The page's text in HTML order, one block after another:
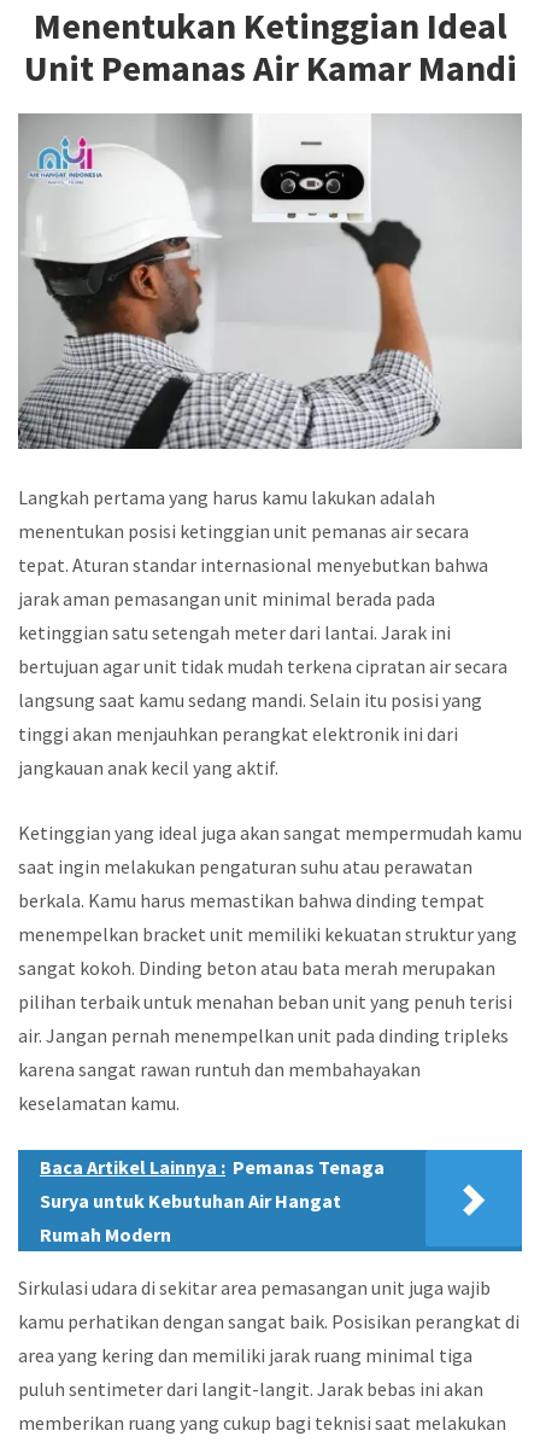
Menentukan Ketinggian Ideal
Unit Pemanas Air Kamar Mandi
Langkah pertama yang harus kamu lakukan adalah
menentukan posisi ketinggian unit pemanas air secara
tepat. Aturan standar internasional menyebutkan bahwa
jarak aman pemasangan unit minimal berada pada
ketinggian satu setengah meter dari lantai. Jarak ini
bertujuan agar unit tidak mudah terkena cipratan air secara
langsung saat kamu sedang mandi. Selain itu posisi yang
tinggi akan menjauhkan perangkat elektronik ini dari
jangkauan anak kecil yang aktif.
Ketinggian yang ideal juga akan sangat mempermudah kamu
saat ingin melakukan pengaturan suhu atau perawatan
berkala. Kamu harus memastikan bahwa dinding tempat
menempelkan bracket unit memiliki kekuatan struktur yang
sangat kokoh. Dinding beton atau bata merah merupakan
pilihan terbaik untuk menahan beban unit yang penuh terisi
air. Jangan pernah menempelkan unit pada dinding tripleks
karena sangat rawan runtuh dan membahayakan
keselamatan kamu.
Baca Artikel Lainnya : Pemanas Tenaga
Surya untuk Kebutuhan Air Hangat
Rumah Modern
Sirkulasi udara di sekitar area pemasangan unit juga wajib
kamu perhatikan dengan sangat baik. Posisikan perangkat di
area yang kering dan memiliki jarak ruang minimal tiga
puluh sentimeter dari langit-langit. Jarak bebas ini akan
memberikan ruang yang cukup bagi teknisi saat melakukan